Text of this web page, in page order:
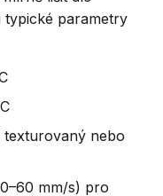
typické parametry
texturovaný nebo
mm/s) pro